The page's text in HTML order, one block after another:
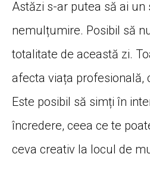
Astăzi s-ar putea să ai un
nemulțumire. Posibil să
totalitate de această zi.
afecta viața profesională,
Este posibil să simți în
încredere, ceea ce te
ceva creativ la locul de